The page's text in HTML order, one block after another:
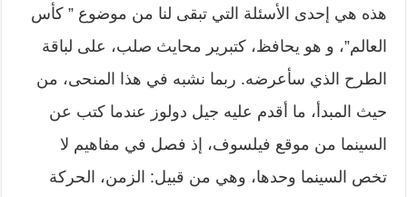
هذه هي إحدى الأسئلة التي تبقى لنا من موضوع ” كأس
العالم”، و هو يحافظ، كتبرير محايث صلب، على لباقة
الطرح الذي سأعرضه. ربما نشبه في هذا المنحى، من
حيث المبدأ، ما أقدم عليه جيل دولوز عندما كتب عن
السينما من موقع فيلسوف، إذ فصل في مفاهيم لا
تخص السينما وحدها، وهي من قبيل: الزمن، الحركة